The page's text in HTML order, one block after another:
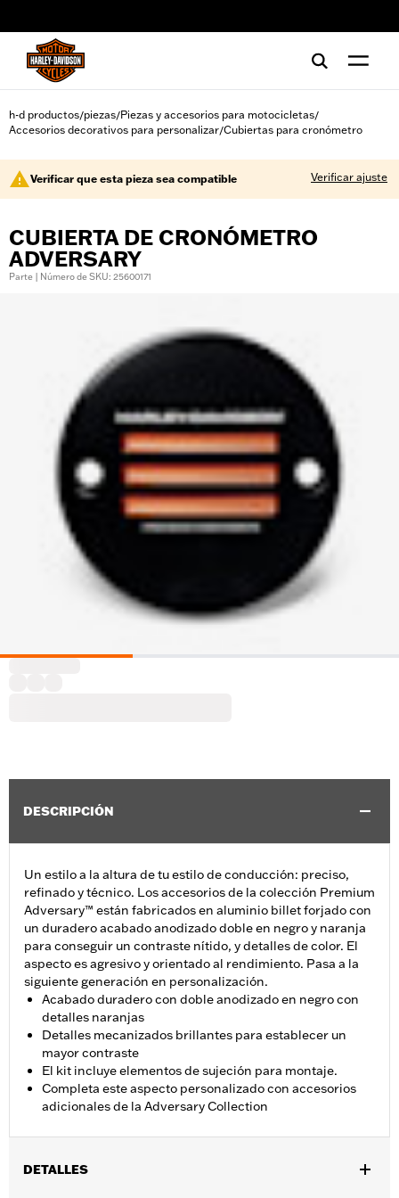
h-d productos/piezas/Piezas y accesorios para motocicletas/
Accesorios decorativos para personalizar/Cubiertas para cronómetro
Verificar que esta pieza sea compatible Verificar ajuste
CUBIERTA DE CRONÓMETRO
ADVERSARY
Parte | Número de SKU: 25600171
DESCRIPCIÓN
Un estilo a la altura de tu estilo de conducción: preciso,
refinado y técnico. Los accesorios de la colección Premium
Adversary™ están fabricados en aluminio billet forjado con
un duradero acabado anodizado doble en negro y naranja
para conseguir un contraste nítido, y detalles de color. El
aspecto es agresivo y orientado al rendimiento. Pasa a la
siguiente generación en personalización.
Acabado duradero con doble anodizado en negro con
detalles naranjas
Detalles mecanizados brillantes para establecer un
mayor contraste
El kit incluye elementos de sujeción para montaje.
Completa este aspecto personalizado con accesorios
adicionales de la Adversary Collection
DETALLES